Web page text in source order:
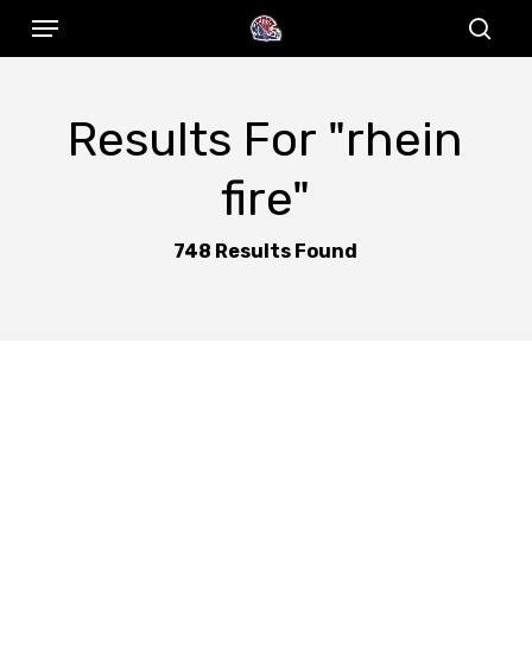
SkipMenu
Results For "rhein
fire"
748 Results Found